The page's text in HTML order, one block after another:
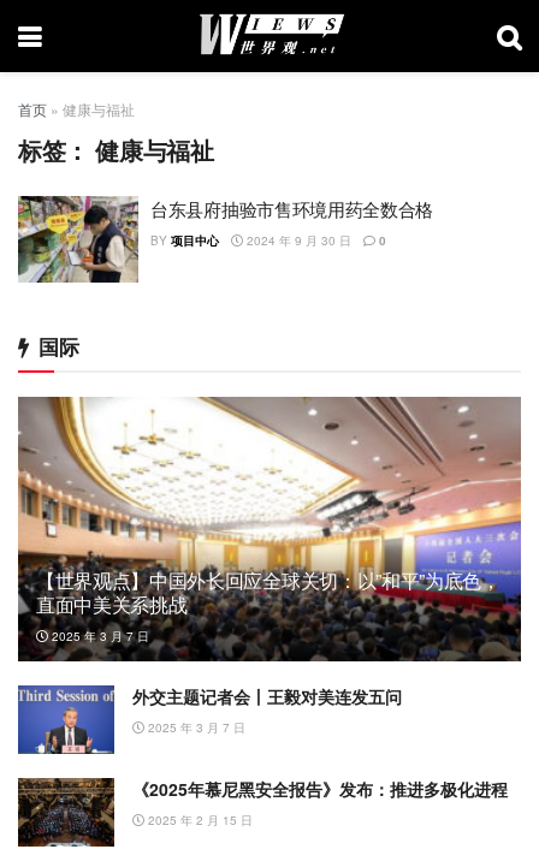
首页 » 健康与福祉
标签：健康与福祉
台东县府抽验市售环境用药全数合格
BY 项目中心 2024 年 9 月 30 日 0
国际
【世界观点】中国外长回应全球关切：以”和平”为底色，
直面中美关系挑战
2025 年 3 月 7 日
外交主题记者会丨王毅对美连发五问
2025 年 3 月 7 日
《2025年慕尼黑安全报告》发布：推进多极化进程
2025 年 2 月 15 日